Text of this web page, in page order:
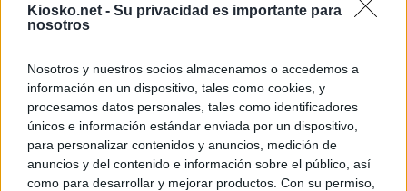
Kiosko.net - Su privacidad es importante para
nosotros
Nosotros y nuestros socios almacenamos o accedemos a
información en un dispositivo, tales como cookies, y
procesamos datos personales, tales como identificadores
únicos e información estándar enviada por un dispositivo,
para personalizar contenidos y anuncios, medición de
anuncios y del contenido e información sobre el público, así
como para desarrollar y mejorar productos. Con su permiso,